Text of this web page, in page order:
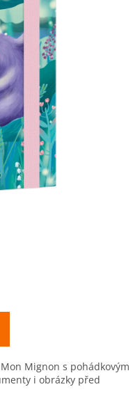
Mignon s pohádkovým
i obrázky před